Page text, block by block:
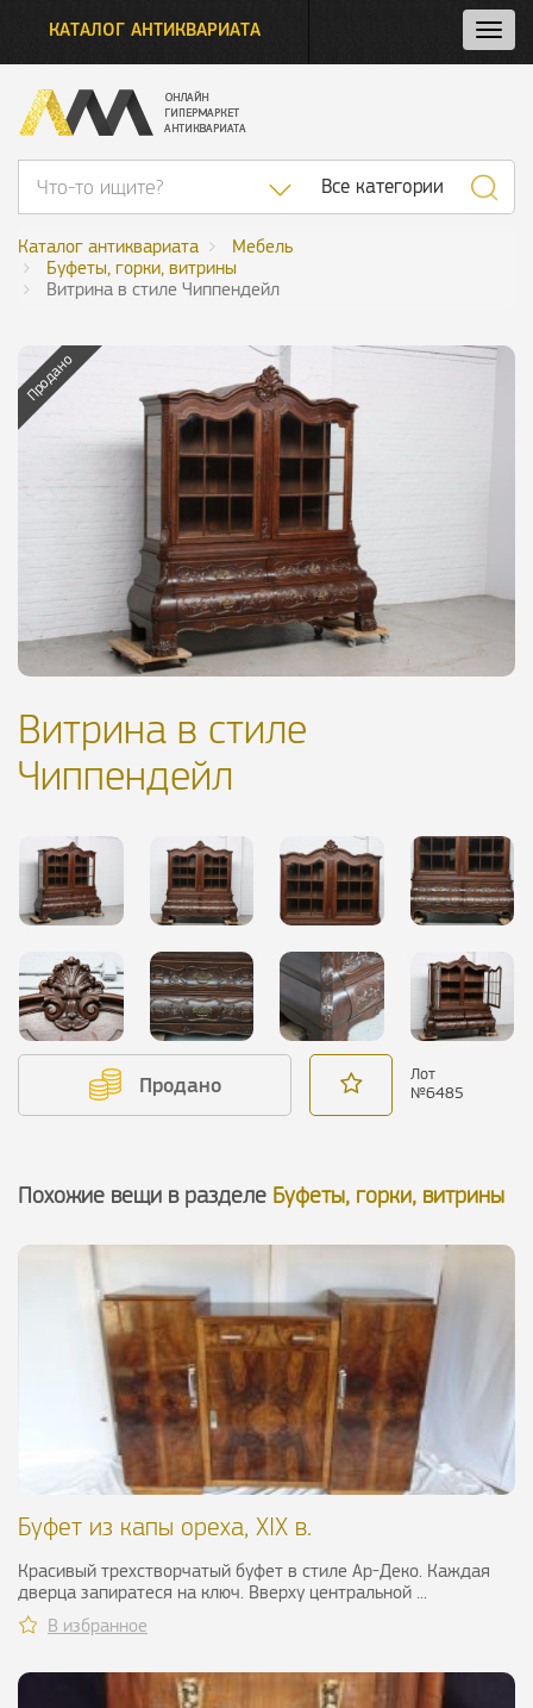
и
КАТАЛОГ АНТИКВАРИАТА
Список
Все категории
Каталог антиквариата
Мебель
Буфеты, горки, витрины
Витрина в стиле Чиппендейл
Продано
Витрина в стиле
Чиппендейл
Продано
Лот
№6485
Похожие вещи в разделе Буфеты, горки, витрины
Буфет из капы ореха, XIX в.
Красивый трехстворчатый буфет в стиле Ар-Деко. Каждая
дверца запиратеся на ключ. Вверху центральной ...
В избранное